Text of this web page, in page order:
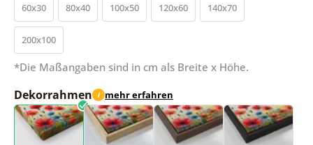
60x30 80x40 100x50 120x60 140x70
200x100
*Die Maßangaben sind in cm als Breite x Höhe.
Dekorrahmen i mehr erfahren